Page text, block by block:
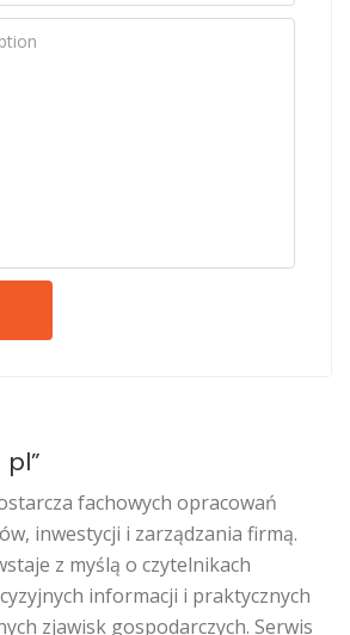
fachowych opracowań
inwestycji i zarządzania firmą.
z myślą o czytelnikach
informacji i praktycznych
zjawisk gospodarczych. Serwis